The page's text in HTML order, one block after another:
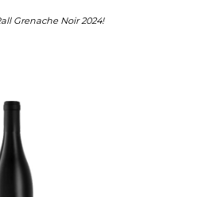
Grenache Noir 2024!